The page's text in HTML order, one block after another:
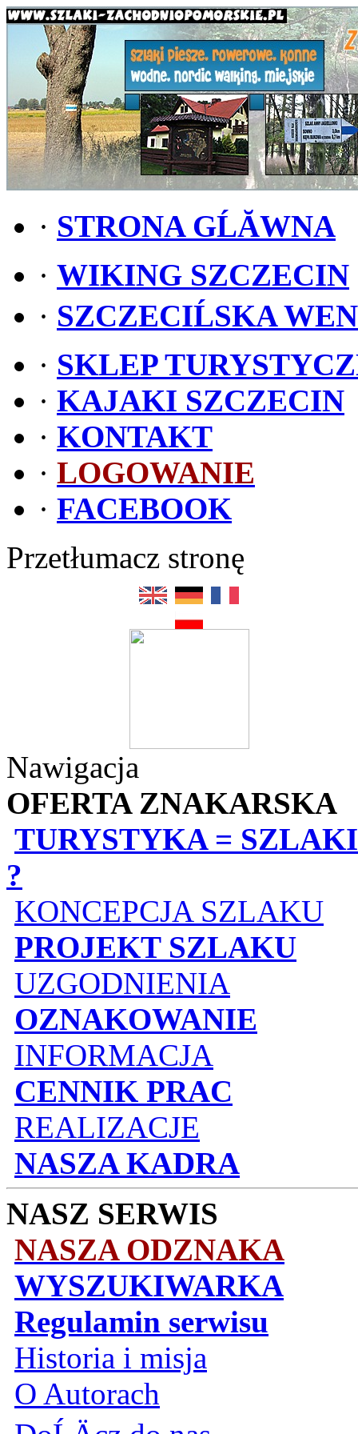
· STRONA GĹĂWNA
· WIKING SZCZECIN
· SZCZECIĹSKA
· SKLEP
· KAJAKI SZCZECIN
· KONTAKT
· LOGOWANIE
· FACEBOOK
Przetłumacz stronę
Nawigacja
OFERTA ZNAKARSKA
TURYSTYKA = SZLAKI
?
KONCEPCJA SZLAKU
PROJEKT SZLAKU
UZGODNIENIA
OZNAKOWANIE
INFORMACJA
CENNIK PRAC
REALIZACJE
NASZA KADRA
NASZ SERWIS
NASZA ODZNAKA
WYSZUKIWARKA
Regulamin serwisu
Historia i misja
O Autorach